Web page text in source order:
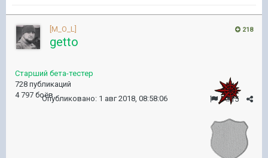
218
[M_O_L]
getto
Старший бета-тестер
728 публикаций
4 797 боёв
#15
Опубликовано: 1 авг 2018, 08:58:06